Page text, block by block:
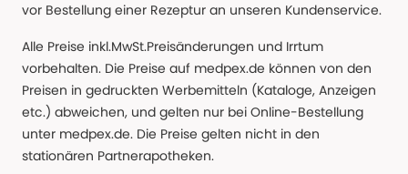
vor Bestellung einer Rezeptur an unseren Kundenservice.
Alle Preise inkl.MwSt.Preisänderungen und Irrtum
vorbehalten. Die Preise auf medpex.de können von den
Preisen in gedruckten Werbemitteln (Kataloge, Anzeigen
etc.) abweichen, und gelten nur bei Online-Bestellung
unter medpex.de. Die Preise gelten nicht in den
stationären Partnerapotheken.